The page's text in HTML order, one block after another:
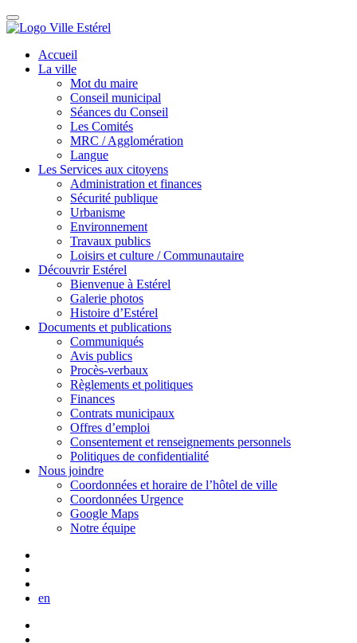
Accueil
La ville
Mot du maire
Conseil municipal
Séances du Conseil
Les Comités
MRC / Agglomération
Langue
Les Services aux citoyens
Administration et finances
Sécurité publique
Urbanisme
Environnement
Travaux publics
Loisirs et culture / Communautaire
Découvrir Estérel
Bienvenue à Estérel
Galerie photos
Histoire d’Estérel
Documents et publications
Communiqués
Avis publics
Procès-verbaux
Règlements et politiques
Finances
Contrats municipaux
Offres d’emploi
Consentement et renseignements personnels
Politiques de confidentialité
Nous joindre
Coordonnées et horaire de l’hôtel de ville
Coordonnées Urgence
Google Maps
Notre équipe
en